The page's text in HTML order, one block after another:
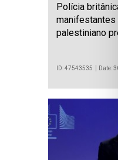
Polícia
manifestantes
palestiniano
ID: 47543535 Date: